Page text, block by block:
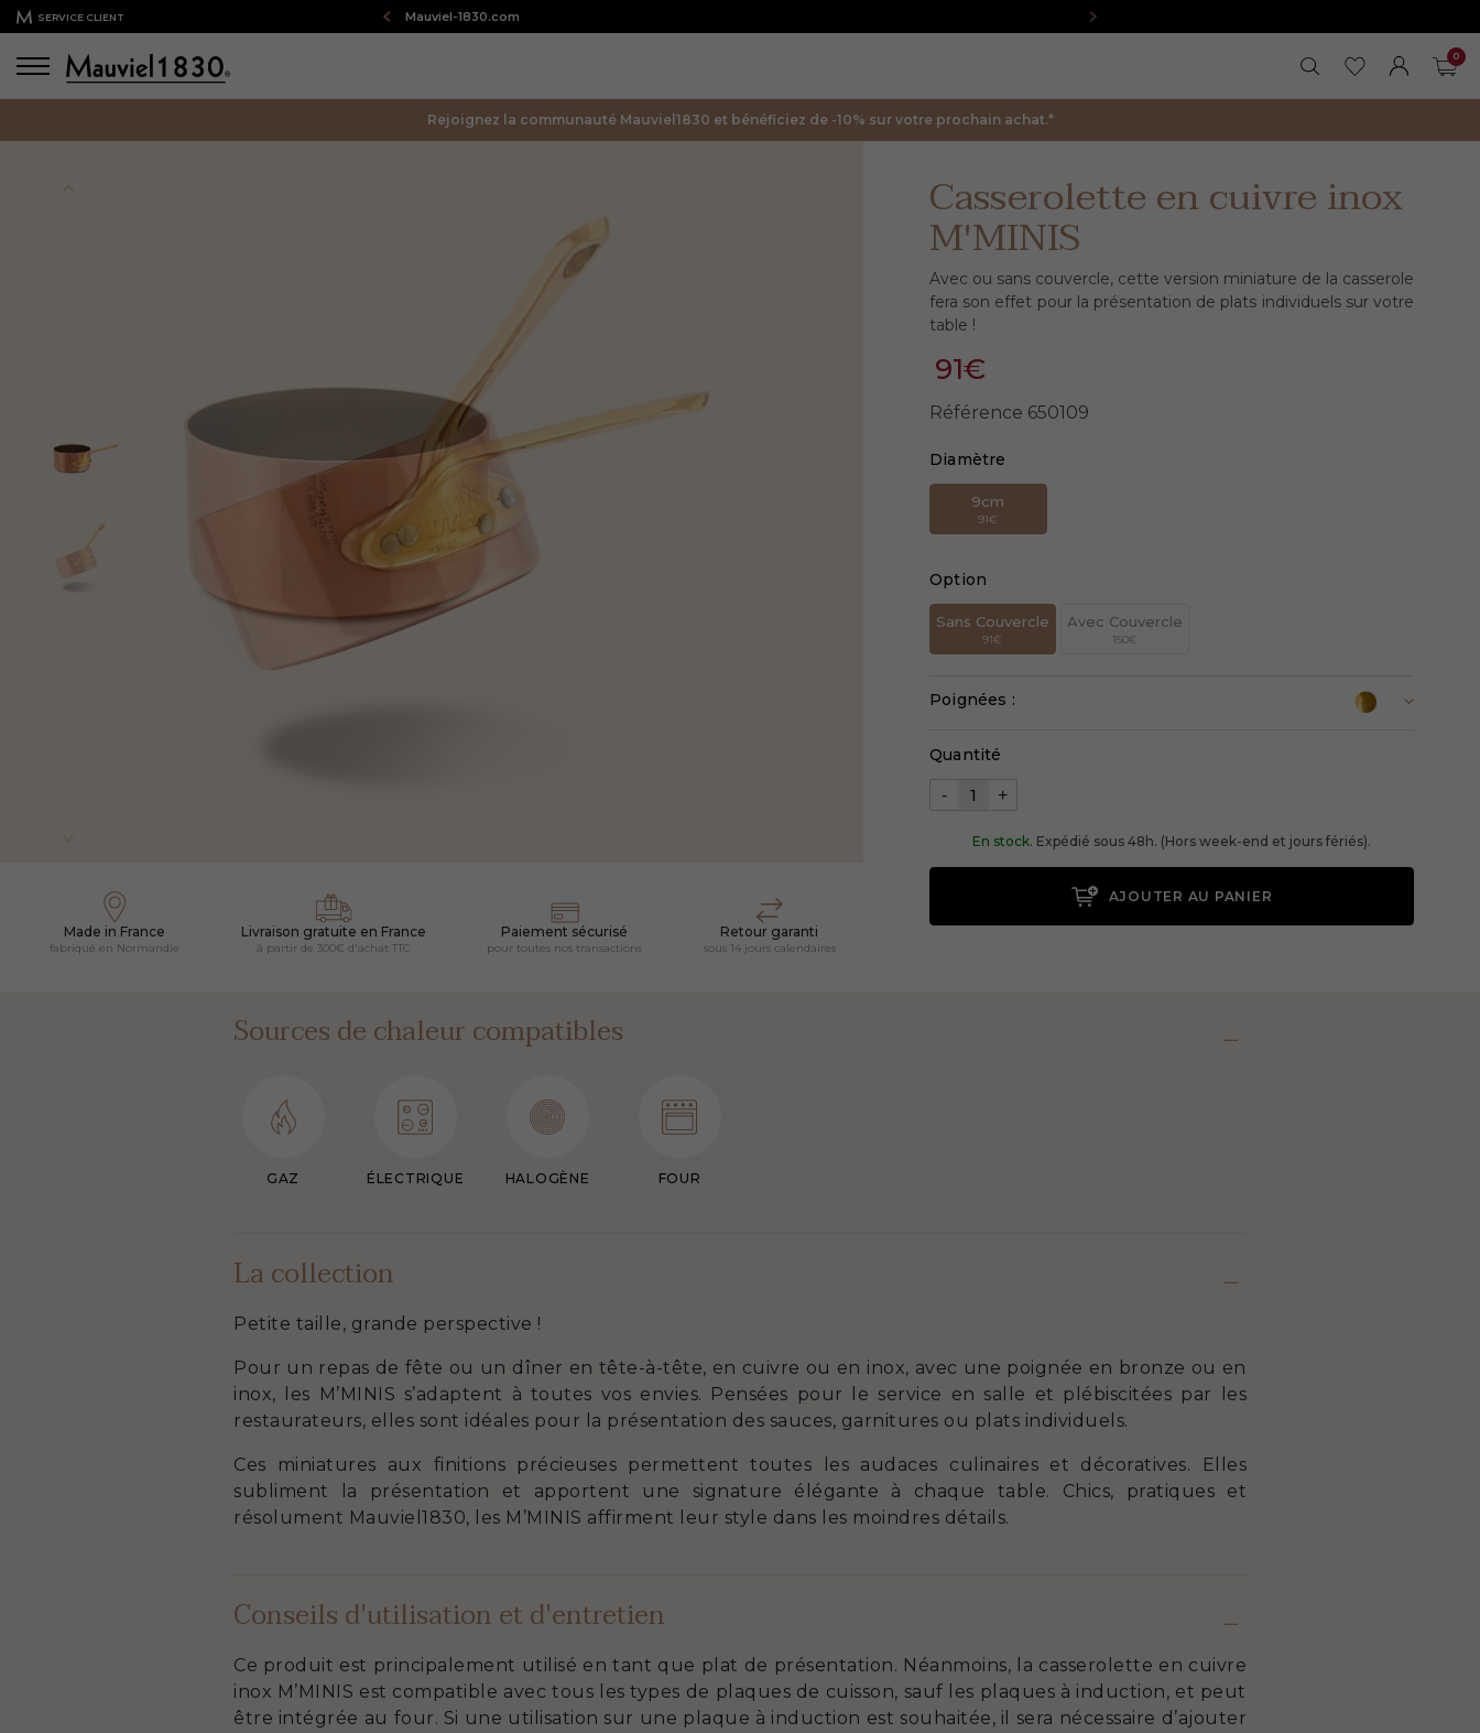
SERVICE CLIENT Bienvenue sur notre boutique en ligne : Mauviel-1830.com
FERMER LA
RECHERCHER
MES FAVORIS
MON
0
Rejoignez la communauté Mauviel1830 et bénéficiez de -10% sur votre prochain achat.*
Made in France
fabriqué en Normandie
Livraison gratuite en France
à partir de 300€ d'achat TTC
Paiement sécurisé
pour toutes nos transactions
Retour garanti
sous 14 jours calendaires
Casserolette en cuivre inox
M'MINIS
Avec ou sans couvercle, cette version miniature de la casserole
fera son effet pour la présentation de plats individuels sur votre
table !
91€
Référence 650109
Diamètre
9cm
91€
Option
Sans Couvercle
91€
Avec Couvercle
150€
Poignées :
Quantité
- +
En stock. Expédié sous 48h. (Hors week-end et jours fériés).
AJOUTER AU PANIER
Sources de chaleur compatibles
GAZ ÉLECTRIQUE HALOGÈNE FOUR
La collection
Petite taille, grande perspective !
Pour un repas de fête ou un dîner en tête-à-tête, en cuivre ou en inox, avec une poignée en bronze ou en
inox, les M’MINIS s’adaptent à toutes vos envies. Pensées pour le service en salle et plébiscitées par les
restaurateurs, elles sont idéales pour la présentation des sauces, garnitures ou plats individuels.
Ces miniatures aux finitions précieuses permettent toutes les audaces culinaires et décoratives. Elles
subliment la présentation et apportent une signature élégante à chaque table. Chics, pratiques et
résolument Mauviel1830, les M’MINIS affirment leur style dans les moindres détails.
Conseils d'utilisation et d'entretien
Ce produit est principalement utilisé en tant que plat de présentation. Néanmoins, la casserolette en cuivre
inox M’MINIS est compatible avec tous les types de plaques de cuisson, sauf les plaques à induction, et peut
être intégrée au four. Si une utilisation sur une plaque à induction est souhaitée, il sera nécessaire d’ajouter